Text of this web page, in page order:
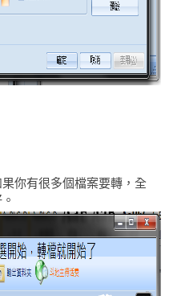
你有很多個檔案要轉，全